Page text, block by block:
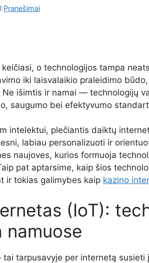
Pranešimai
o technologijos tampa
iki laisvalaikio praleidimo
Ne išimtis ir namai — technologijų
saugumo bei efektyvumo
intelektui, plečiantis daiktų
labiau personalizuoti ir
naujoves, kurios formuoja
pat aptarsime, kaip šios
ir tokias galimybes kaip kazino
(IoT):
namuose
tarpusavyje per internetą susieti